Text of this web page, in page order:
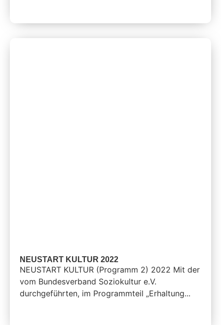
NEUSTART KULTUR 2022
NEUSTART KULTUR (Programm 2) 2022 Mit der
vom Bundesverband Soziokultur e.V.
durchgeführten, im Programmteil „Erhaltung...